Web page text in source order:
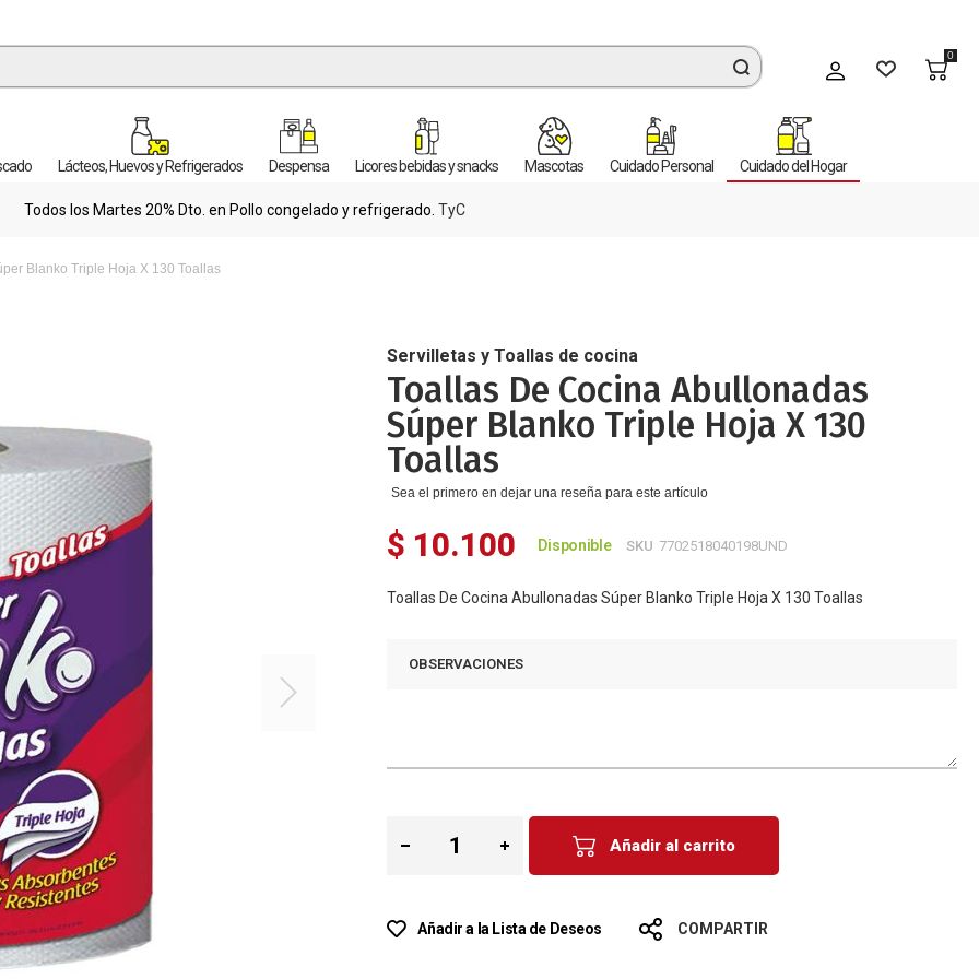
Mi cuenta
0
Lácteos, Huevos y Refrigerados Despensa Licores bebidas y snacks Mascotas Cuidado Personal Cuidado del Hogar
Todos los Martes 20% Dto. en Pollo congelado y refrigerado. TyC
Blanko Triple Hoja X 130 Toallas
Servilletas y Toallas de cocina
Toallas De Cocina Abullonadas
Súper Blanko Triple Hoja X 130
Toallas
Sea el primero en dejar una reseña para este artículo
$ 10.100 Disponible SKU 7702518040198UND
Toallas De Cocina Abullonadas Súper Blanko Triple Hoja X 130 Toallas
OBSERVACIONES
Añadir al carrito
Añadir a la Lista de Deseos COMPARTIR